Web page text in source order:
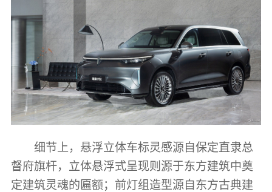
细节上，悬浮立体车标灵感源自保定直隶总
督府旗杆，立体悬浮式呈现则源于东方建筑中奠
定建筑灵魂的匾额；前灯组造型源自东方古典建